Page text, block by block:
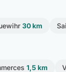
30 km
1,5 km